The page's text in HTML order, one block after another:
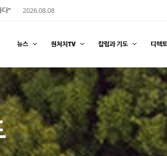
” 2026.08.08
뉴스 원처치TV 칼럼과 기도 디렉